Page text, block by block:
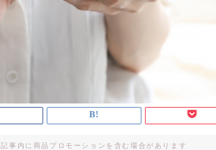
記事内に商品プロモーションを含む場合があります